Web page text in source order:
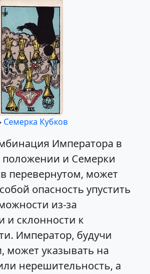
Семерка Кубков
Императора в
положении и Семерки
перевернутом, может
опасность упустить
из-за
и склонности к
Император, будучи
может указывать на
нерешительность, а